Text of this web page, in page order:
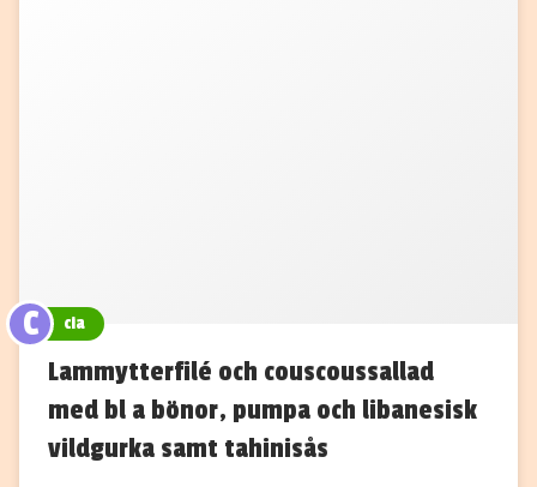
C cia
Lammytterfilé och couscoussallad
med bl a bönor, pumpa och libanesisk
vildgurka samt tahinisås